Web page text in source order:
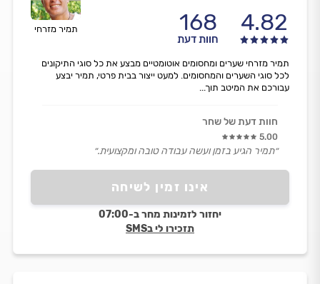
תמיר מזרחי 4.82
168
חוות דעת
אינו זמין לשיחה
יחזור לזמינות מחר ב-07:00
תזכירו לי בSMS
תמיר מזרחי שערים ומחסומים אוטומטיים מבצע את כל סוגי התיקונים
לכל סוגי השערים והמחסומים. למעט ייצור בבית פרטי, תמיר יבצע
עבורכם את המיטב תוך...
חוות דעת של שחר
5.00
״תמיר הגיע בזמן ועשה עבודה טובה ומקצועית.״